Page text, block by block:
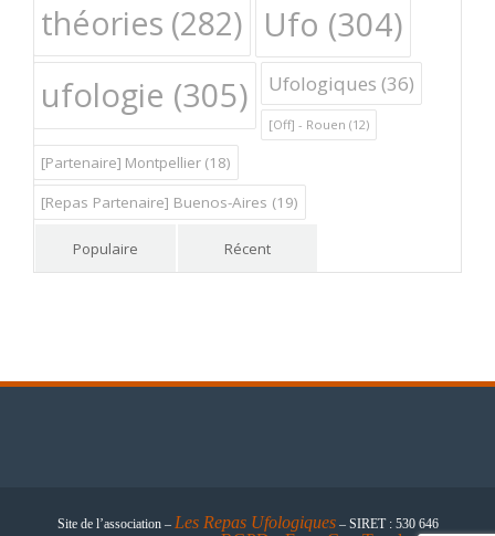
théories (282) Ufo (304)
ufologie (305) Ufologiques (36)
[Off] - Rouen (12)
[Partenaire] Montpellier (18)
[Repas Partenaire] Buenos-Aires (19)
Populaire Récent
Site de l’association – Les Repas Ufologiques– SIRET : 530 646